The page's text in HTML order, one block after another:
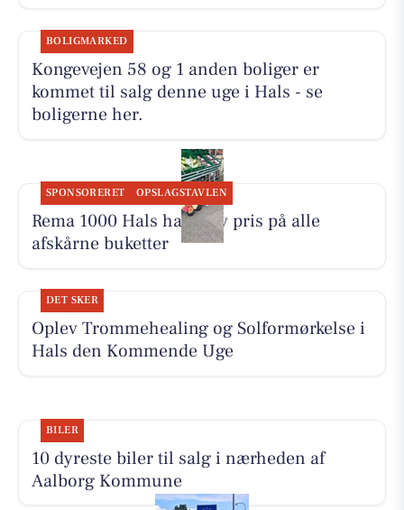
BOLIGMARKED
Kongevejen 58 og 1 anden boliger er
kommet til salg denne uge i Hals - se
boligerne her.
SPONSORERET OPSLAGSTAVLEN
Rema 1000 Hals har halv pris på alle
afskårne buketter
DET SKER
Oplev Trommehealing og Solformørkelse i
Hals den Kommende Uge
BILER
10 dyreste biler til salg i nærheden af
Aalborg Kommune